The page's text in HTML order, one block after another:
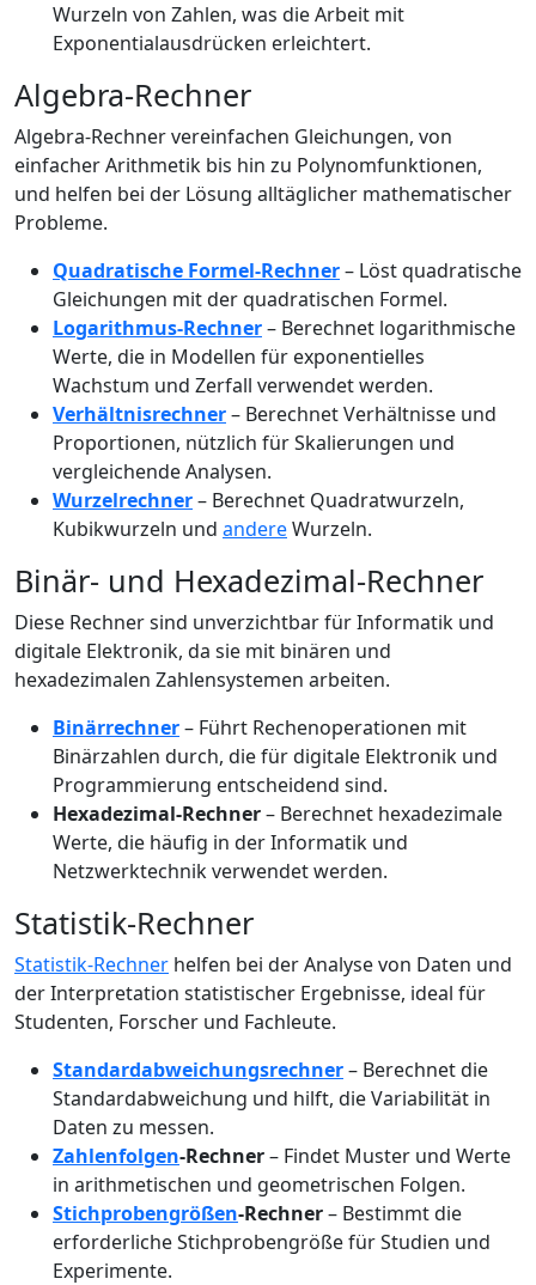
Wurzeln von Zahlen, was die Arbeit mit
Exponentialausdrücken erleichtert.
Algebra-Rechner
Algebra-Rechner vereinfachen Gleichungen, von
einfacher Arithmetik bis hin zu Polynomfunktionen,
und helfen bei der Lösung alltäglicher mathematischer
Probleme.
Quadratische Formel-Rechner– Löst quadratische
Gleichungen mit der quadratischen Formel.
Logarithmus-Rechner– Berechnet logarithmische
Werte, die in Modellen für exponentielles
Wachstum und Zerfall verwendet werden.
Verhältnisrechner– Berechnet Verhältnisse und
Proportionen, nützlich für Skalierungen und
vergleichende Analysen.
Wurzelrechner– Berechnet Quadratwurzeln,
Kubikwurzeln und andereWurzeln.
Binär- und Hexadezimal-Rechner
Diese Rechner sind unverzichtbar für Informatik und
digitale Elektronik, da sie mit binären und
hexadezimalen Zahlensystemen arbeiten.
Binärrechner– Führt Rechenoperationen mit
Binärzahlen durch, die für digitale Elektronik und
Programmierung entscheidend sind.
Hexadezimal-Rechner– Berechnet hexadezimale
Werte, die häufig in der Informatik und
Netzwerktechnik verwendet werden.
Statistik-Rechner
Statistik-Rechner helfen bei der Analyse von Daten und
der Interpretation statistischer Ergebnisse, ideal für
Studenten, Forscher und Fachleute.
Standardabweichungsrechner– Berechnet die
Standardabweichung und hilft, die Variabilität in
Daten zu messen.
Zahlenfolgen-Rechner– Findet Muster und Werte
in arithmetischen und geometrischen Folgen.
Stichprobengrößen-Rechner– Bestimmt die
erforderliche Stichprobengröße für Studien und
Experimente.